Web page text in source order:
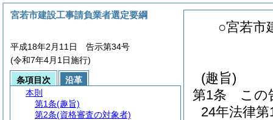
○宮若市
(趣旨)
第1条
この
24年法律第
宮若市建設工事請負業者選定要綱
平成18年2月11日 告示第34号
(令和7年4月1日施行)
条項目次
沿革
本則
第1条(趣旨)
第2条(資格審査の対象者)